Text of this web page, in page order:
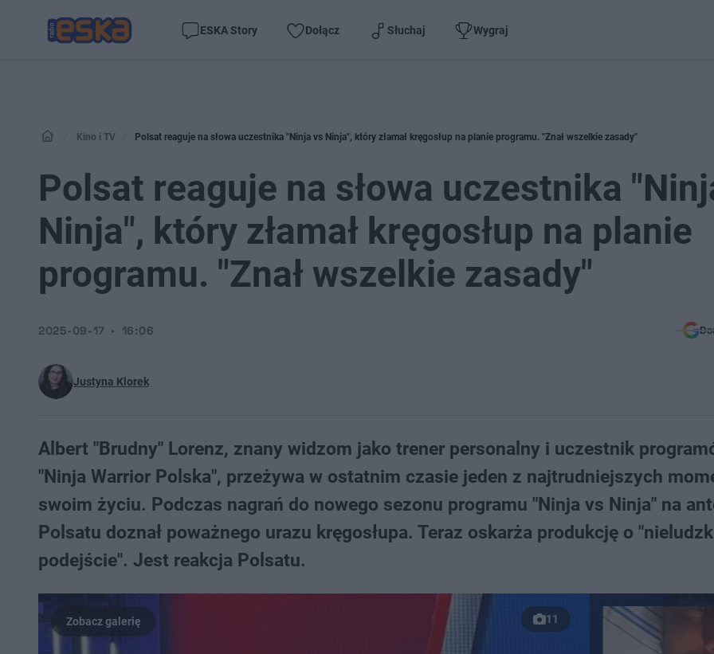
ESKA Story Dołącz Słuchaj Wygraj
Kino i TV Polsat reaguje na słowa uczestnika "Ninja vs Ninja", który złamał kręgosłup na planie programu. "Znał wszelkie zasady"
Polsat reaguje na słowa uczestnika
Ninja", który złamał kręgosłup na planie
programu. "Znał wszelkie zasady"
Justyna Klorek
2025-09-17 16:06
Albert "Brudny" Lorenz, znany widzom jako trener personalny i uczestnik
"Ninja Warrior Polska", przeżywa w ostatnim czasie jeden z najtrudniejszych
swoim życiu. Podczas nagrań do nowego sezonu programu "Ninja vs Ninja" na
Polsatu doznał poważnego urazu kręgosłupa. Teraz oskarża produkcję o
podejście". Jest reakcja Polsatu.
11